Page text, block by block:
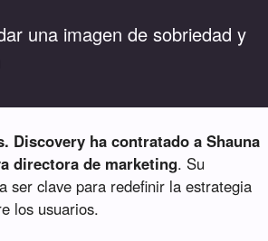
una imagen de sobriedad y
Discovery ha contratado a Shauna
directora de marketing. Su
ser clave para redefinir la estrategia
los usuarios.